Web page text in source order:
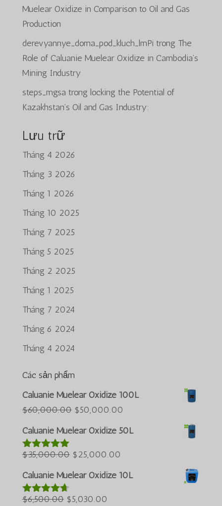
Muelear Oxidize in Comparison to Oil and Gas
Production
derevyannye_doma_pod_kluch_lmPi trong The
Role of Caluanie Muelear Oxidize in Cambodia’s
Mining Industry
steps_mgsa trong locking the Potential of
Kazakhstan’s Oil and Gas Industry:
Lưu trữ
Tháng 4 2026
Tháng 3 2026
Tháng 1 2026
Tháng 10 2025
Tháng 7 2025
Tháng 5 2025
Tháng 2 2025
Tháng 1 2025
Tháng 7 2024
Tháng 6 2024
Tháng 4 2024
Các sản phẩm
Caluanie Muelear Oxidize 100L
$60,000.00 Giá
gốc
$60,000.00.
$50,000.00
Caluanie Muelear Oxidize 50L
Được xếp
sao
$35,000.00 Giá
gốc
$35,000.00.
$25,000.00
Caluanie Muelear Oxidize 10L
Được xếp
$6,500.00 Giá
$5,030.00
Bahasa Melayu
Português do Brasil